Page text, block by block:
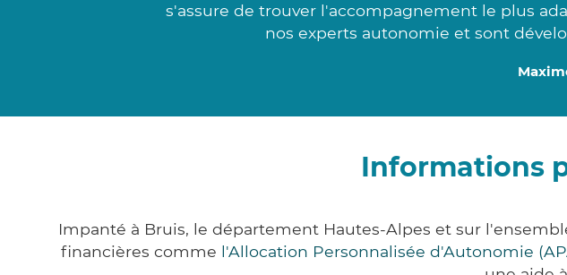
s'assure de trouver l'accompagnement le plus
nos experts autonomie et sont
Informations
Impanté à Bruis, le département Hautes-Alpes et sur
financières comme l'Allocation Personnalisée d'Autonomie